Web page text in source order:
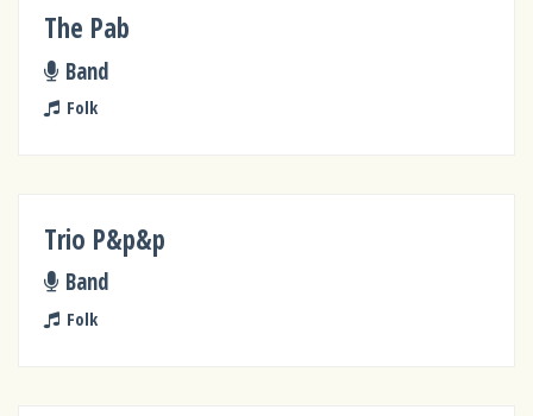
The Pab
Band
Folk
Trio P&p&p
Band
Folk